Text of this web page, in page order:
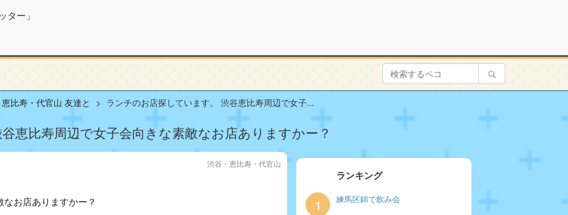
ター」
比寿・代官山 友達と ランチのお店探しています。 渋谷恵比寿周辺で女子...
恵比寿周辺で女子会向きな素敵なお店ありますかー？
渋谷・恵比寿・代官山
お店ありますかー？
ランキング
1 練馬区錦で飲み会